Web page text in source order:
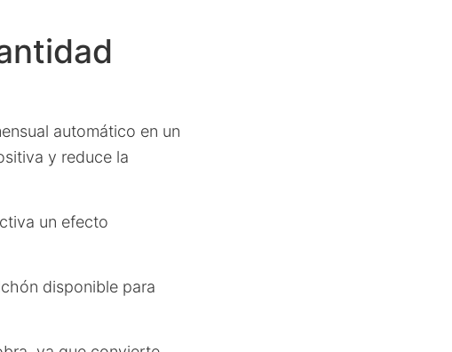
automático en un
y reduce la
un efecto
disponible para